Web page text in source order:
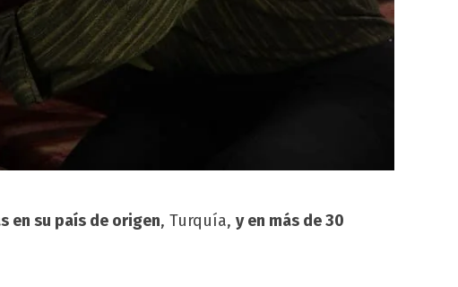
en su país de origen, Turquía, y en más de 30